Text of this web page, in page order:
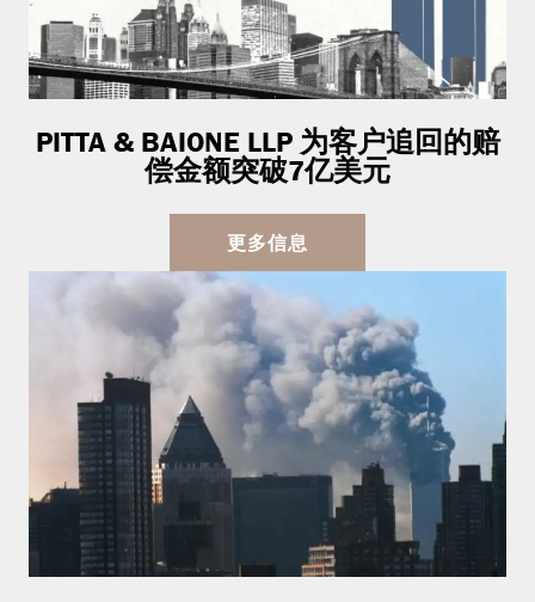
PITTA & BAIONE LLP 为客户追回的赔
偿金额突破7亿美元
更多信息